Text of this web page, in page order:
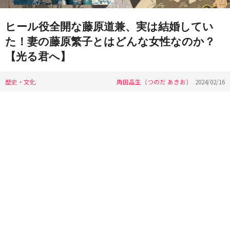
ヒール役全開な藤原道兼、実は結婚してい
た！妻の藤原繁子とはどんな女性なのか？
【光る君へ】
歴史・文化 角田晶生（つのだ あきお） 2024/02/16